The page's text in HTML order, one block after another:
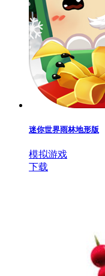
迷你世界雨林地形版
模拟游戏
下载